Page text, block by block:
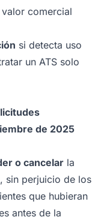
comercial
si detecta uso
un ATS solo
de 2025
o cancelar la
sin perjuicio de los
que hubieran
antes de la